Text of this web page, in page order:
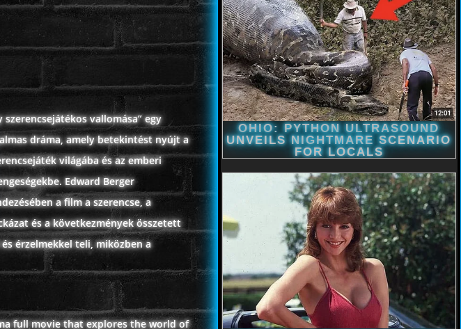
szerencsejátékos vallomása” egy
dráma, amely betekintést nyújt a
világába és az emberi
Edward Berger
a film a szerencse, a
és a következmények összetett
érzelmekkel teli, miközben a
full movie that explores the world of